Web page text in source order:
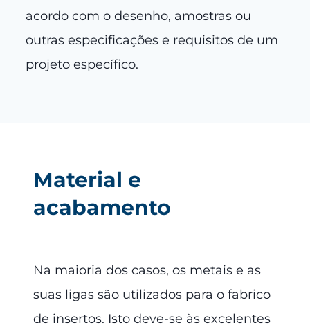
acordo com o desenho, amostras ou
outras especificações e requisitos de um
projeto específico.
Material e
acabamento
Na maioria dos casos, os metais e as
suas ligas são utilizados para o fabrico
de insertos. Isto deve-se às excelentes